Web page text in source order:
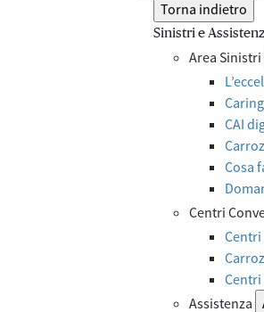
Torna indietro
Sinistri e
Area Sinistri
CAI
Cosa
Centri
Assistenza